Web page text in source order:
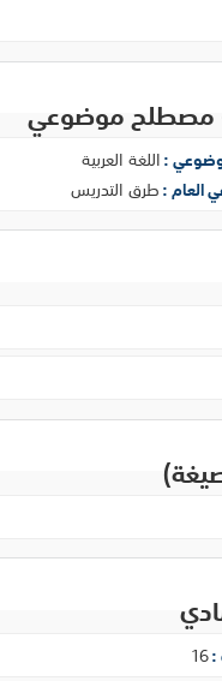
مصطلح موضوعي
:اللغة العربية
العام :طرق التدريس
:
16